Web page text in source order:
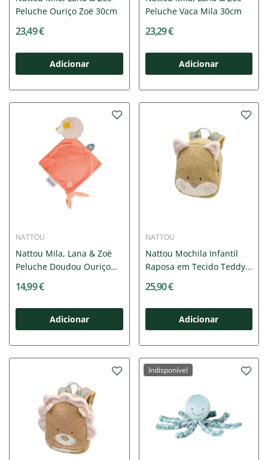
Peluche Ouriço Zoë 30cm
23,49 €
Adicionar
Peluche Vaca Mila 30cm
23,29 €
Adicionar
NATTOU
Nattou Mila, Lana & Zoë
Peluche Doudou Ouriço
14,99 €
Adicionar
NATTOU
Nattou Mochila Infantil
Raposa em Tecido Teddy...
25,90 €
Adicionar
Indisponível